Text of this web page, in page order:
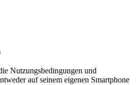
Nutzungsbedingungen und
auf seinem eigenen Smartphone